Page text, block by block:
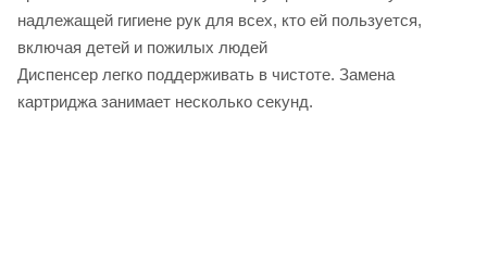
надлежащей гигиене рук для всех, кто ей пользуется,
включая детей и пожилых людей
Диспенсер легко поддерживать в чистоте. Замена
картриджа занимает несколько секунд.